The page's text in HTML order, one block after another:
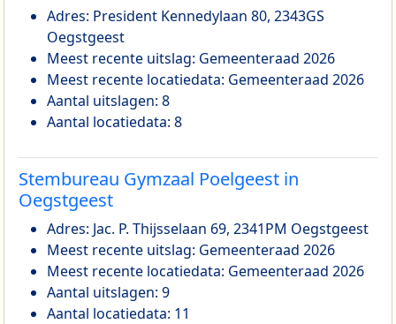
Adres: President Kennedylaan 80, 2343GS
Oegstgeest
Meest recente uitslag: Gemeenteraad 2026
Meest recente locatiedata: Gemeenteraad 2026
Aantal uitslagen: 8
Aantal locatiedata: 8
Stembureau Gymzaal Poelgeest in
Oegstgeest
Adres: Jac. P. Thijsselaan 69, 2341PM Oegstgeest
Meest recente uitslag: Gemeenteraad 2026
Meest recente locatiedata: Gemeenteraad 2026
Aantal uitslagen: 9
Aantal locatiedata: 11